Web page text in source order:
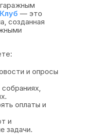
— это
созданная
и опросы
оплаты и
и
задачи.